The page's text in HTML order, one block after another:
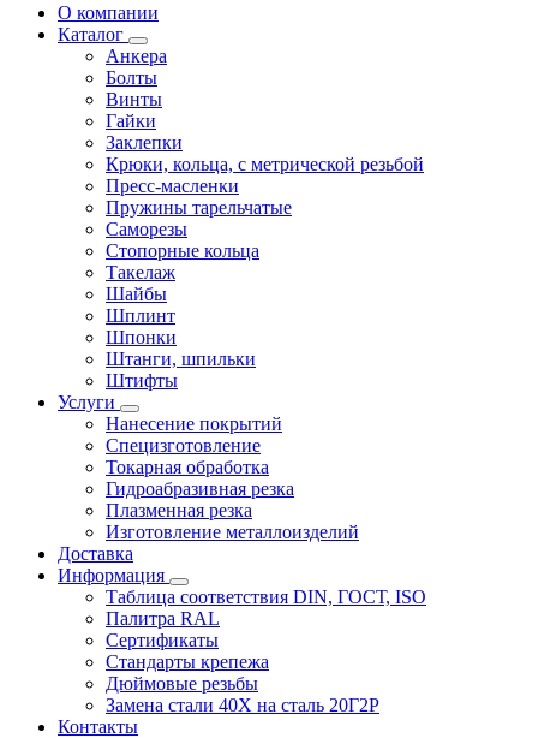
О компании
Каталог
Анкера
Болты
Винты
Гайки
Заклепки
Крюки, кольца, с метрической резьбой
Пресс-масленки
Пружины тарельчатые
Саморезы
Стопорные кольца
Такелаж
Шайбы
Шплинт
Шпонки
Штанги, шпильки
Штифты
Услуги
Нанесение покрытий
Специзготовление
Токарная обработка
Гидроабразивная резка
Плазменная резка
Изготовление металлоизделий
Доставка
Информация
Таблица соответствия DIN, ГОСТ, ISO
Палитра RAL
Сертификаты
Стандарты крепежа
Дюймовые резьбы
Замена стали 40Х на сталь 20Г2Р
Контакты